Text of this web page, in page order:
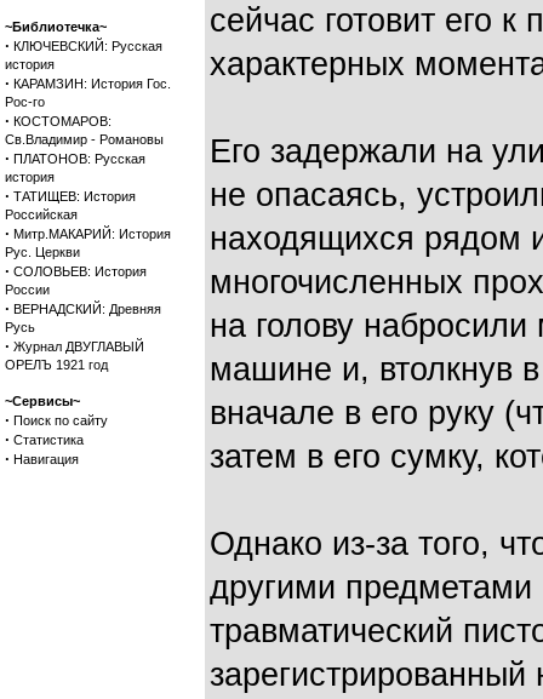
~Библиотечка~
· КЛЮЧЕВСКИЙ: Русская
история
· КАРАМЗИН: История Гос.
Рос-го
· КОСТОМАРОВ:
Св.Владимир - Романовы
· ПЛАТОНОВ: Русская
история
· ТАТИЩЕВ: История
Российская
· Митр.МАКАРИЙ: История
Рус. Церкви
· СОЛОВЬЕВ: История
России
· ВЕРНАДСКИЙ: Древняя
Русь
· Журнал ДВУГЛАВЫЙ
ОРЕЛЪ 1921 год
~Сервисы~
· Поиск по сайту
· Статистика
· Навигация
сейчас готовит его
характерных
Его задержали на
не опасаясь,
находящихся рядом
многочисленных
на голову
машине и, втолкнув
вначале в его руку
затем в его сумку,
Однако из-за того,
другими предметами
травматический